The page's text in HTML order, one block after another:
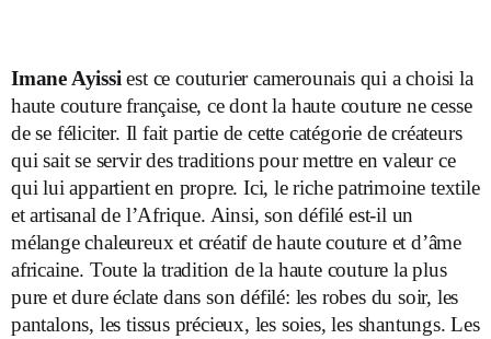
Imane Ayissi est ce couturier camerounais qui a choisi la
haute couture française, ce dont la haute couture ne cesse
de se féliciter. Il fait partie de cette catégorie de créateurs
qui sait se servir des traditions pour mettre en valeur ce
qui lui appartient en propre. Ici, le riche patrimoine textile
et artisanal de l’Afrique. Ainsi, son défilé est-il un
mélange chaleureux et créatif de haute couture et d’âme
africaine. Toute la tradition de la haute couture la plus
pure et dure éclate dans son défilé: les robes du soir, les
pantalons, les tissus précieux, les soies, les shantungs. Les